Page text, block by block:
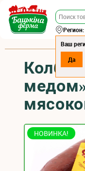
Регион:
Ваш
Да
НОВИНКА!